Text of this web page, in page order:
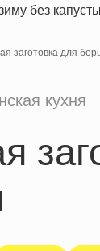
заготовка для
кухня